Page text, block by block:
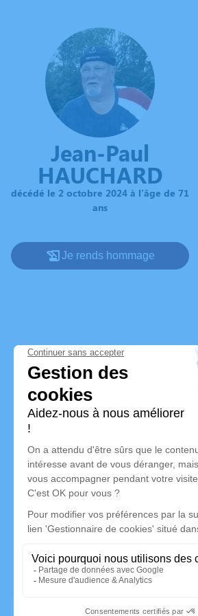
Jean-Paul
HAUCHARD
décédé le 2 octobre 2024 à l'âge de 71
ans
Je rends hommage